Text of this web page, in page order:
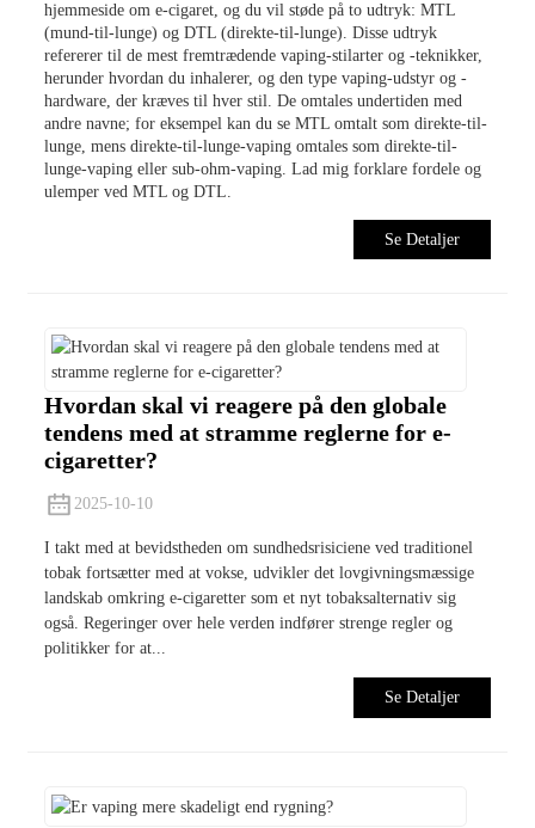
hjemmeside om e-cigaret, og du vil støde på to udtryk: MTL
(mund-til-lunge) og DTL (direkte-til-lunge). Disse udtryk
refererer til de mest fremtrædende vaping-stilarter og -teknikker,
herunder hvordan du inhalerer, og den type vaping-udstyr og -
hardware, der kræves til hver stil. De omtales undertiden med
andre navne; for eksempel kan du se MTL omtalt som direkte-til-
lunge, mens direkte-til-lunge-vaping omtales som direkte-til-
lunge-vaping eller sub-ohm-vaping. Lad mig forklare fordele og
ulemper ved MTL og DTL.
Se Detaljer
Hvordan skal vi reagere på den globale
tendens med at stramme reglerne for e-
cigaretter?
2025-10-10
I takt med at bevidstheden om sundhedsrisiciene ved traditionel
tobak fortsætter med at vokse, udvikler det lovgivningsmæssige
landskab omkring e-cigaretter som et nyt tobaksalternativ sig
også. Regeringer over hele verden indfører strenge regler og
politikker for at...
Se Detaljer